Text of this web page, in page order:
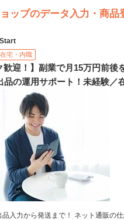
ップのデータ入力・商品
在宅・内職
歓迎！】副業で月15万円前後
品の運用サポート！未経験／
品入力から発送まで！ ネット通販の